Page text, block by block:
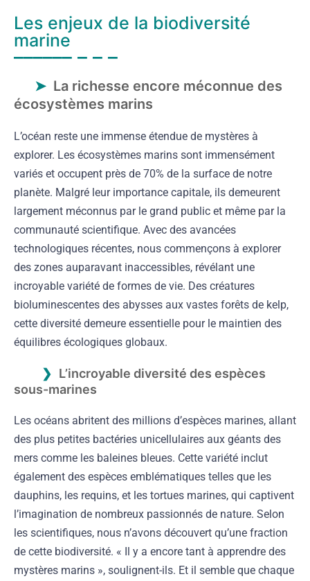
Les enjeux de la biodiversité
marine
La richesse encore méconnue des
écosystèmes marins
L’océan reste une immense étendue de mystères à
explorer. Les écosystèmes marins sont immensément
variés et occupent près de 70% de la surface de notre
planète. Malgré leur importance capitale, ils demeurent
largement méconnus par le grand public et même par la
communauté scientifique. Avec des avancées
technologiques récentes, nous commençons à explorer
des zones auparavant inaccessibles, révélant une
incroyable variété de formes de vie. Des créatures
bioluminescentes des abysses aux vastes forêts de kelp,
cette diversité demeure essentielle pour le maintien des
équilibres écologiques globaux.
L’incroyable diversité des espèces
sous-marines
Les océans abritent des millions d’espèces marines, allant
des plus petites bactéries unicellulaires aux géants des
mers comme les baleines bleues. Cette variété inclut
également des espèces emblématiques telles que les
dauphins, les requins, et les tortues marines, qui captivent
l’imagination de nombreux passionnés de nature. Selon
les scientifiques, nous n’avons découvert qu’une fraction
de cette biodiversité. « Il y a encore tant à apprendre des
mystères marins », soulignent-ils. Et il semble que chaque